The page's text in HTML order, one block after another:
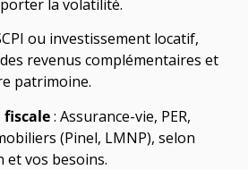
la volatilité.
ou investissement locatif,
revenus complémentaires et
patrimoine.
: Assurance-vie, PER,
(Pinel, LMNP), selon
vos besoins.